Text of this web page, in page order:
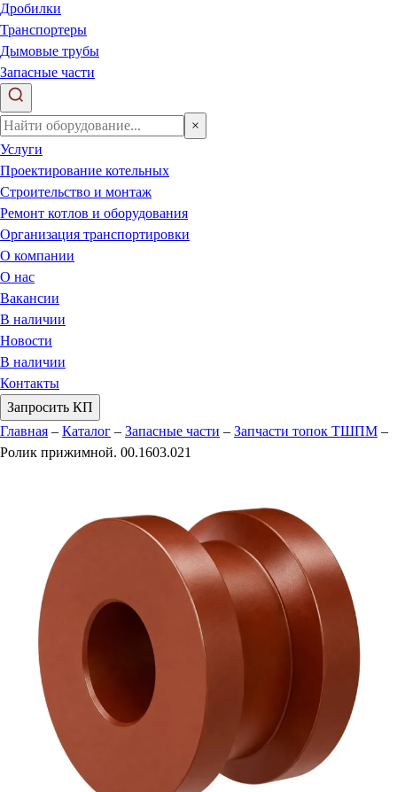
Дробилки
Транспортеры
Дымовые трубы
Запасные части
×
Услуги
Проектирование котельных
Строительство и монтаж
Ремонт котлов и оборудования
Организация транспортировки
О компании
О нас
Вакансии
В наличии
Новости
В наличии
Контакты
Запросить КП
Главная – Каталог – Запасные части – Запчасти топок ТШПМ –
Ролик прижимной. 00.1603.021